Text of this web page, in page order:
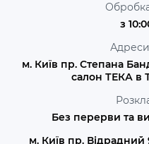
з
Адреси
м. Київ пр. Степана
салон ТЕКА в
Без перерви та
м. Київ пр. Відрадний 95К Точка видачі інтернет